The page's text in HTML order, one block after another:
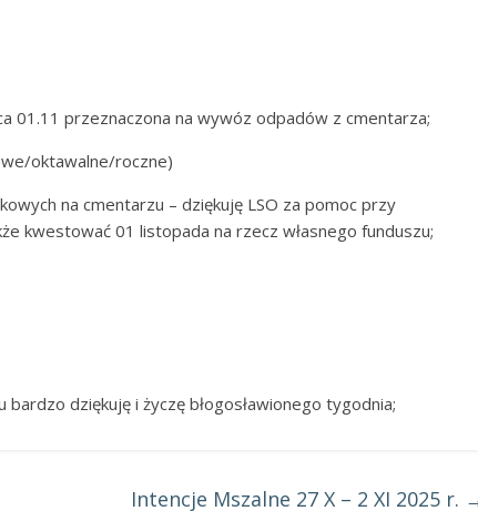
01.11 przeznaczona na wywóz odpadów z cmentarza;
oktawalne/roczne)
na cmentarzu – dziękuję LSO za pomoc przy
kwestować 01 listopada na rzecz własnego funduszu;
dziękuję i życzę błogosławionego tygodnia;
Intencje Mszalne 27 X – 2 XI 2025 r.